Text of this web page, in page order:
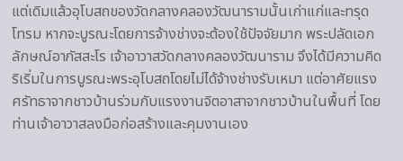
แต่เดิมแล้วอุโบสถของวัดกลางคลองวัฒนารามนั้นเก่าแก่และทรุด
โทรม หากจะบูรณะโดยการจ้างช่างจะต้องใช้ปัจจัยมาก พระปลัดเอก
ลักษณ์อาภัสสะโร เจ้าอาวาสวัดกลางคลองวัฒนาราม จึงได้มีความคิด
ริเริ่มในการบูรณะพระอุโบสถโดยไม่ได้จ้างช่างรับเหมา แต่อาศัยแรง
ศรัทธาจากชาวบ้านร่วมกับแรงงานจิตอาสาจากชาวบ้านในพื้นที่ โดย
ท่านเจ้าอาวาสลงมือก่อสร้างและคุมงานเอง